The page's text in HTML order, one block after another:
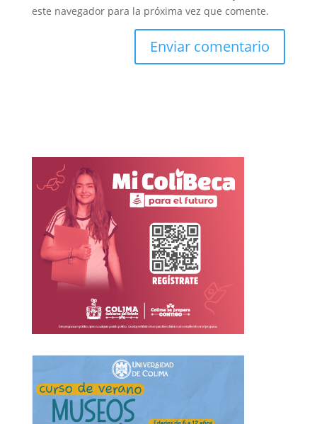
este navegador para la próxima vez que comente.